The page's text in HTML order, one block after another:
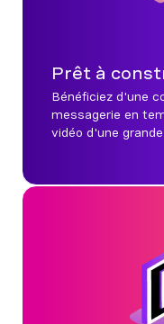
Prêt à
Bénéficiez d'une
messagerie en
vidéo d'une